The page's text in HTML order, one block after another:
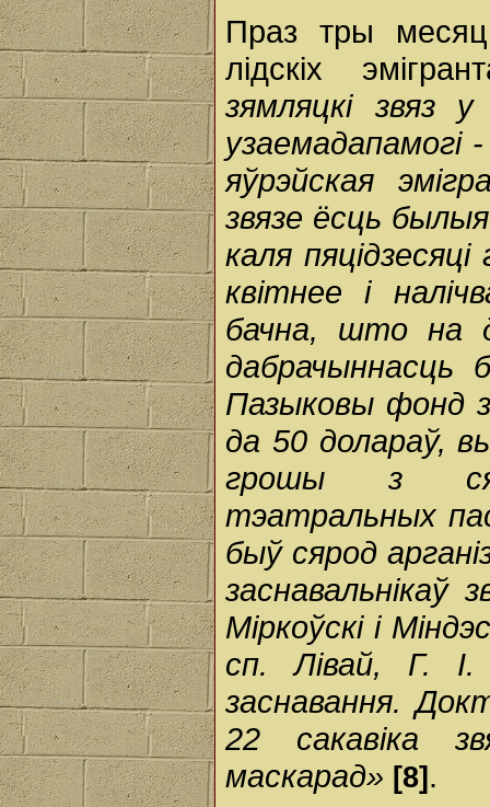
Праз тры
лідскіх
зямляцкі звяз
узаемадапамогі
яўрэйская
звязе ёсць
каля
квітнее і
бачна, што на
дабрачыннасць
Пазыковы фонд
да 50 долараў,
грошы з
тэатральных
быў сярод
заснавальнікаў
Міркоўскі і
сп. Лівай, Г.
заснавання.
22 сакавіка
маскарад» [8] .